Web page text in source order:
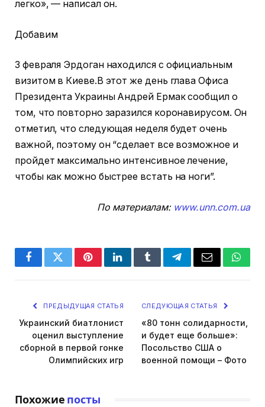
легко», — написал он.
Добавим
3 февраля Эрдоган находился с официальным
визитом в Киеве.В этот же день глава Офиса
Президента Украины Андрей Ермак сообщил о
том, что повторно заразился коронавирусом. Он
отметил, что следующая неделя будет очень
важной, поэтому он “сделает все возможное и
пройдет максимально интенсивное лечение,
чтобы как можно быстрее встать на ноги”.
По материалам: www.unn.com.ua
FacebookTwitterPinterestLinkedInTumblrTelegramEmail
ПРЕДЫДУЩАЯ СТАТЬЯ
Украинский биатлонист
оценил выступление
сборной в первой гонке
Олимпийских игр
СЛЕДУЮЩАЯ СТАТЬЯ
«80 тонн солидарности,
и будет еще больше»:
Посольство США о
военной помощи – Фото
Похожие посты